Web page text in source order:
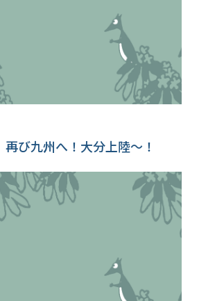
び九州へ！大分上陸～！